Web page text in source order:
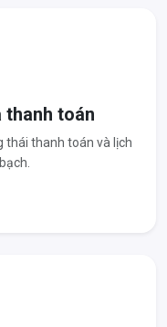
thanh toán
thái thanh toán và lịch